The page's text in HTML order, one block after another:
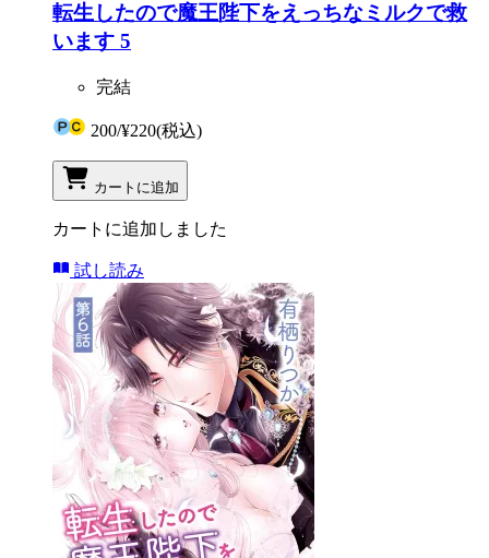
転生したので魔王陛下をえっちなミルクで救
います 5
完結
200/¥220(税込)
カートに追加
カートに追加しました
試し読み